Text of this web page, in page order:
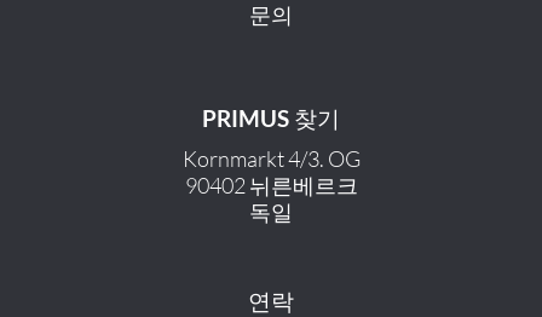
문의
PRIMUS 찾기
Kornmarkt 4/3. OG
90402 뉘른베르크
독일
연락